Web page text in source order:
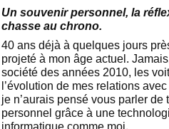
Un souvenir personnel, la
chasse au chrono.
40 ans déjà à quelques jours
projeté à mon âge actuel.
société des années 2010, les
l’évolution de mes relations
je n’aurais pensé vous parler de
personnel grâce à une